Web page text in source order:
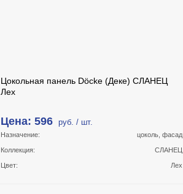
Цокольная панель Döcke (Деке) СЛАНЕЦ
Лех
Цена: 596 руб. / шт.
Назначение: цоколь, фасад
Коллекция: СЛАНЕЦ
Цвет: Лех